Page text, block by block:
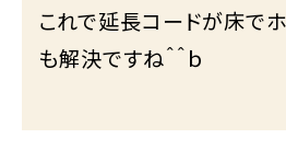
これで延長コードが床で
も解決ですね＾＾ｂ